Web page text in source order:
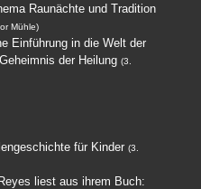
Raunächte und Tradition
Mühle)
Einführung in die Welt der
der Heilung (3.
für Kinder (3.
liest aus ihrem Buch: